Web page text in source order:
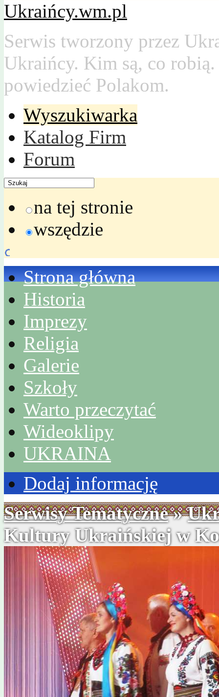
Ukraińcy.wm.pl
Serwis tworzony przez
Ukraińcy. Kim są, co
powiedzieć Polakom.
Wyszukiwarka
Katalog Firm
Forum
na tej stronie
wszędzie
Strona główna
Historia
Imprezy
Religia
Galerie
Szkoły
Warto przeczytać
Wideoklipy
UKRAINA
Dodaj informację
Serwisy Tematyczne»
Kultury Ukraińskiej w